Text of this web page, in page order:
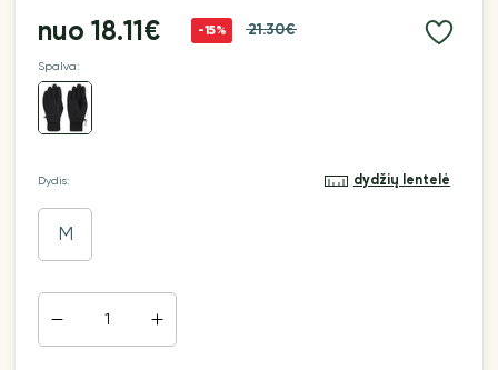
nuo18.11€ -15% 21.30€
Spalva:
Dydis: dydžių lentelė
M